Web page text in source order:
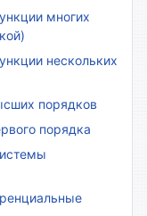
многих
нескольких
порядков
порядка